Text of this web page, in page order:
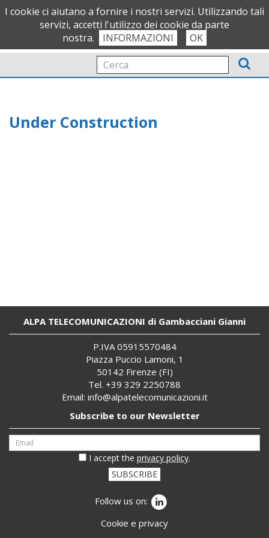
OFFICIAL PARTNER
Under Construction
ALPA TELECOMUNICAZIONI di Gambacciani Gianni
P.IVA 05915570484
Piazza Puccio Lamoni, 1
50142 Firenze (FI)
Tel. +39 329 2250788
Email: info@alpatelecomunicazioni.it
Subscribe to our Newsletter
I accept the privacy policy.
SUBSCRIBE
Follow us on:
Cookie e privacy
I cookie ci aiutano a fornire i nostri servizi. Utilizzando tali
servizi, accetti l'utilizzo dei cookie da parte
nostra.
INFORMAZIONI OK